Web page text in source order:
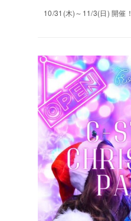
10/31(木)～11/3(日) 開催！